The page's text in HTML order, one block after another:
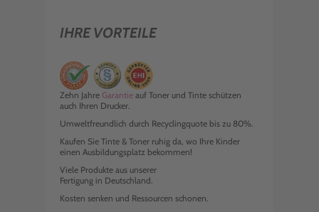
IHRE VORTEILE
Zehn Jahre Garantie auf Toner und Tinte schützen
auch Ihren Drucker.
Umweltfreundlich durch Recyclingquote bis zu 80%.
Kaufen Sie Tinte & Toner ruhig da, wo Ihre Kinder
einen Ausbildungsplatz bekommen!
Viele Produkte aus unserer
Fertigung in Deutschland.
Kosten senken und Ressourcen schonen.